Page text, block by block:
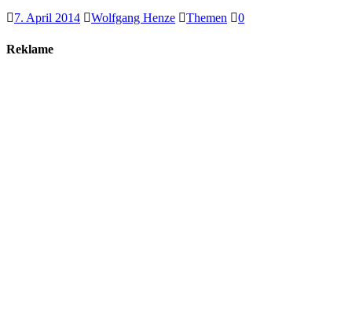
7. April 2014 Wolfgang Henze Themen 0
Reklame